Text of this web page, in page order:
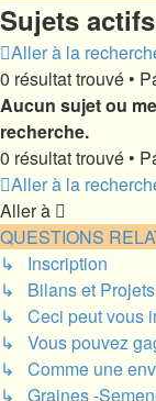
Sujets actifs
Aller à la
0 résultat trouvé •
Aucun sujet ou
recherche.
0 résultat trouvé •
Aller à la
Aller à
QUESTIONS
↳ Inscription
↳ Bilans et
↳ Ceci peut vous
↳ Vous pouvez
↳ Comme une
↳ Graines -